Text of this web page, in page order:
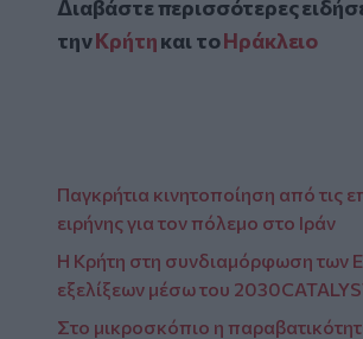
Διαβάστε περισσότερες
τηνΚρήτηκαι τοΗράκλειο
Παγκρήτια κινητοποίηση από τις
ειρήνης για τον πόλεμο στο Ιράν
Η Κρήτη στη συνδιαμόρφωση των
εξελίξεων μέσω του
Στο μικροσκόπιο η